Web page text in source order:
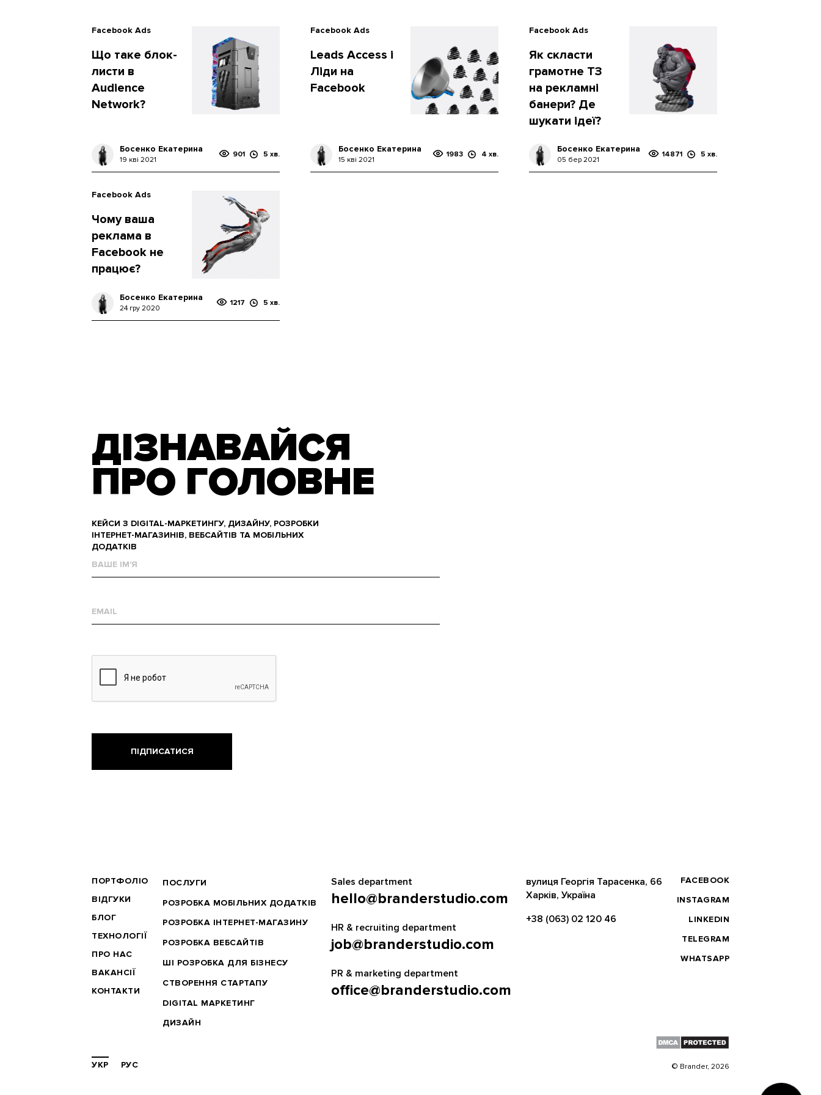
Facebook Ads
Що таке блок-
листи в
Audience
Network?
Босенко Екатерина
19 кві 2021
901 5 хв.
Facebook Ads
Leads Access і
Ліди на
Facebook
Босенко Екатерина
15 кві 2021
1983 4 хв.
Facebook Ads
Як скласти
грамотне ТЗ
на рекламні
банери? Де
шукати ідеї?
Босенко Екатерина
05 бер 2021
14871 5 хв.
Facebook Ads
Чому ваша
реклама в
Facebook не
працює?
Босенко Екатерина
24 гру 2020
1217 5 хв.
ДІЗНАВАЙСЯ
ПРО ГОЛОВНЕ
КЕЙСИ З DIGITAL-МАРКЕТИНГУ, ДИЗАЙНУ, РОЗРОБКИ
ІНТЕРНЕТ-МАГАЗИНІВ, ВЕБСАЙТІВ ТА МОБІЛЬНИХ
ДОДАТКІВ
им'я
mail
BRANDER
ПОРТФОЛІО
ВІДГУКИ
БЛОГ
ТЕХНОЛОГІЇ
ПРО НАС
ВАКАНСІЇ
КОНТАКТИ
ФУТЕР
ПОСЛУГИ
РОЗРОБКА МОБІЛЬНИХ ДОДАТКІВ
РОЗРОБКА ІНТЕРНЕТ-МАГАЗИНУ
РОЗРОБКА ВЕБСАЙТІВ
ШІ РОЗРОБКА ДЛЯ БІЗНЕСУ
СТВОРЕННЯ СТАРТАПУ
DIGITAL МАРКЕТИНГ
ДИЗАЙН
Sales department
hello@branderstudio.com
HR & recruiting department
job@branderstudio.com
PR & marketing department
office@branderstudio.com
вулиця Георгія Тарасенка, 66
Харків, Україна
+38 (063) 02 120 46
FACEBOOK
INSTAGRAM
LINKEDIN
TELEGRAM
WHATSAPP
УКР РУС © Brander, 2026